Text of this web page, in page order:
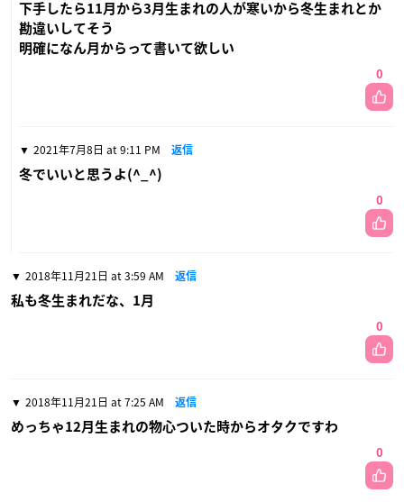
下手したら11月から3月生まれの人が寒いから冬生まれとか
勘違いしてそう
明確になん月からって書いて欲しい
0
2021年7月8日 at 9:11 PM 返信
冬でいいと思うよ(^_^)
0
2018年11月21日 at 3:59 AM 返信
私も冬生まれだな、1月
0
2018年11月21日 at 7:25 AM 返信
めっちゃ12月生まれの物心ついた時からオタクですわ
0